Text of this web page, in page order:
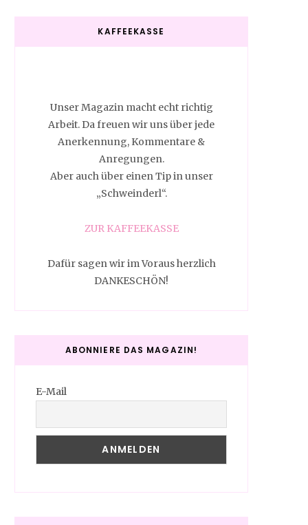
KAFFEEKASSE
Unser Magazin macht echt richtig
Arbeit. Da freuen wir uns über jede
Anerkennung, Kommentare &
Anregungen.
Aber auch über einen Tip in unser
„Schweinderl“.
ZUR KAFFEEKASSE
Dafür sagen wir im Voraus herzlich
DANKESCHÖN!
ABONNIERE DAS MAGAZIN!
E-Mail